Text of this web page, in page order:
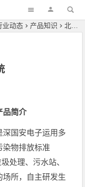
业动态 产品知识 北京恶臭带噪声在线监测系统
品简介
国安电子运用多
染物排放标准
处理、污水站、
场所，自主研发生